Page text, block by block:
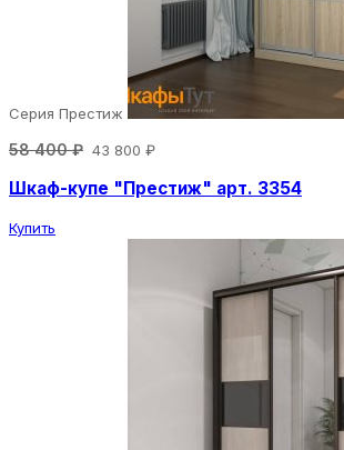
Серия Престиж
58 400 ₽ 43 800 ₽
Шкаф-купе "Престиж" арт. 3354
Купить